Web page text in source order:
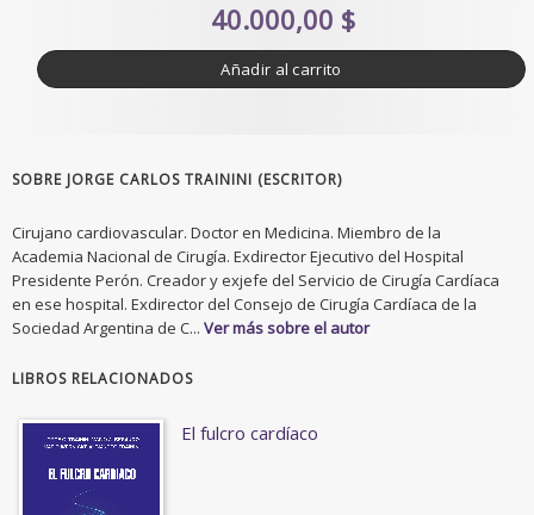
40.000,00 $
Añadir al carrito
SOBRE JORGE CARLOS TRAININI (ESCRITOR)
Cirujano cardiovascular. Doctor en Medicina. Miembro de la
Academia Nacional de Cirugía. Exdirector Ejecutivo del Hospital
Presidente Perón. Creador y exjefe del Servicio de Cirugía Cardíaca
en ese hospital. Exdirector del Consejo de Cirugía Cardíaca de la
Sociedad Argentina de C... Ver más sobre el autor
LIBROS RELACIONADOS
El fulcro cardíaco